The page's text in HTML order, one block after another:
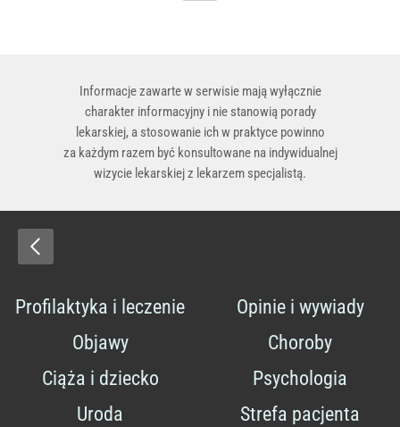
Informacje zawarte w serwisie mają wyłącznie
charakter informacyjny i nie stanowią porady
lekarskiej, a stosowanie ich w praktyce powinno
za każdym razem być konsultowane na indywidualnej
wizycie lekarskiej z lekarzem specjalistą.
Profilaktyka i leczenie
Opinie i wywiady
Objawy
Choroby
Ciąża i dziecko
Psychologia
Uroda
Strefa pacjenta